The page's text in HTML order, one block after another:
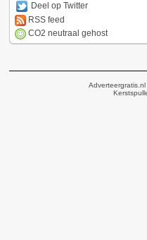
Deel op Twitter
RSS feed
CO2 neutraal gehost
Adverteergratis.nl